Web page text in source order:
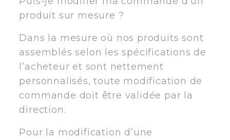
produit sur mesure ?
Dans la mesure où nos produits sont
assemblés selon les spécifications de
l’acheteur et sont nettement
personnalisés, toute modification de
commande doit être validée par la
direction.
Pour la modification d’une